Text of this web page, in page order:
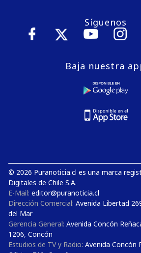
Síguenos
Baja nuestra
© 2026 Puranoticia.cl es una marca
Digitales de Chile S.A.
E-Mail: editor@puranoticia.cl
Dirección Comercial: Avenida Libertad
del Mar
Gerencia General: Avenida Concón
1206, Concón
Estudios de TV y Radio: Avenida Concón